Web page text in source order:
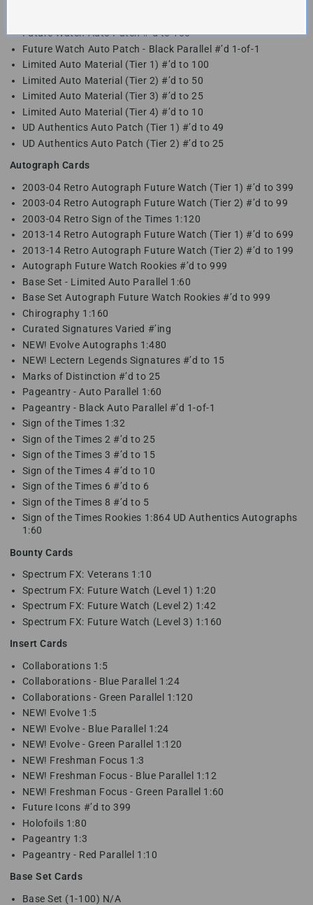
Future Watch Auto Patch #’d to 100
Future Watch Auto Patch - Black Parallel #’d 1-of-1
Limited Auto Material (Tier 1) #’d to 100
Limited Auto Material (Tier 2) #’d to 50
Limited Auto Material (Tier 3) #’d to 25
Limited Auto Material (Tier 4) #’d to 10
UD Authentics Auto Patch (Tier 1) #’d to 49
UD Authentics Auto Patch (Tier 2) #’d to 25
Autograph Cards
2003-04 Retro Autograph Future Watch (Tier 1) #’d to 399
2003-04 Retro Autograph Future Watch (Tier 2) #’d to 99
2003-04 Retro Sign of the Times 1:120
2013-14 Retro Autograph Future Watch (Tier 1) #’d to 699
2013-14 Retro Autograph Future Watch (Tier 2) #’d to 199
Autograph Future Watch Rookies #’d to 999
Base Set - Limited Auto Parallel 1:60
Base Set Autograph Future Watch Rookies #’d to 999
Chirography 1:160
Curated Signatures Varied #’ing
NEW! Evolve Autographs 1:480
NEW! Lectern Legends Signatures #’d to 15
Marks of Distinction #’d to 25
Pageantry - Auto Parallel 1:60
Pageantry - Black Auto Parallel #’d 1-of-1
Sign of the Times 1:32
Sign of the Times 2 #’d to 25
Sign of the Times 3 #’d to 15
Sign of the Times 4 #’d to 10
Sign of the Times 6 #’d to 6
Sign of the Times 8 #’d to 5
Sign of the Times Rookies 1:864 UD Authentics Autographs
1:60
Bounty Cards
Spectrum FX: Veterans 1:10
Spectrum FX: Future Watch (Level 1) 1:20
Spectrum FX: Future Watch (Level 2) 1:42
Spectrum FX: Future Watch (Level 3) 1:160
Insert Cards
Collaborations 1:5
Collaborations - Blue Parallel 1:24
Collaborations - Green Parallel 1:120
NEW! Evolve 1:5
NEW! Evolve - Blue Parallel 1:24
NEW! Evolve - Green Parallel 1:120
NEW! Freshman Focus 1:3
NEW! Freshman Focus - Blue Parallel 1:12
NEW! Freshman Focus - Green Parallel 1:60
Future Icons #’d to 399
Holofoils 1:80
Pageantry 1:3
Pageantry - Red Parallel 1:10
Base Set Cards
Base Set (1-100) N/A